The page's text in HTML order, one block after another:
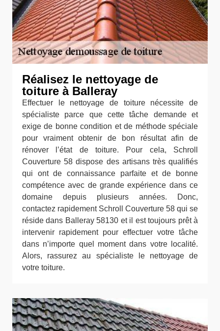
Réalisez le nettoyage de
toiture à Balleray
Effectuer le nettoyage de toiture nécessite de
spécialiste parce que cette tâche demande et
exige de bonne condition et de méthode spéciale
pour vraiment obtenir de bon résultat afin de
rénover l’état de toiture. Pour cela, Schroll
Couverture 58 dispose des artisans très qualifiés
qui ont de connaissance parfaite et de bonne
compétence avec de grande expérience dans ce
domaine depuis plusieurs années. Donc,
contactez rapidement Schroll Couverture 58 qui se
réside dans Balleray 58130 et il est toujours prêt à
intervenir rapidement pour effectuer votre tâche
dans n’importe quel moment dans votre localité.
Alors, rassurez au spécialiste le nettoyage de
votre toiture.